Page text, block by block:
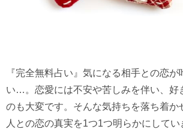
『完全無料占い』気になる相手との恋が
い…。恋愛には不安や苦しみを伴い、好
のも大変です。そんな気持ちを落ち着か
人との恋の真実を1つ1つ明らかにしてい